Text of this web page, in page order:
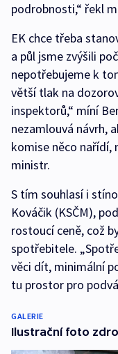
podrobnosti,“ řekl
EK chce třeba
a půl jsme zvýšili
nepotřebujeme k
větší tlak na
inspektorů,“ míní
nezamlouvá návrh,
komise něco nařídí,
ministr.
S tím souhlasí i
Kováčik (KSČM),
rostoucí ceně, což
spotřebitele.
věci dít, minimální
tu prostor pro
GALERIE
Ilustrační foto